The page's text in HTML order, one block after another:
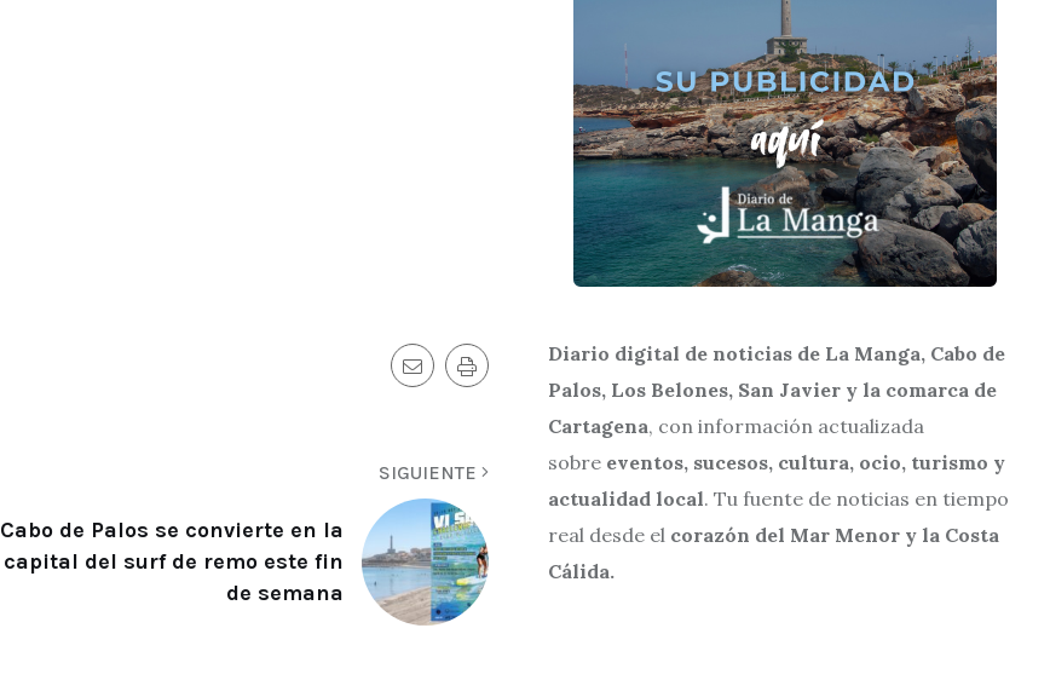
SIGUIENTE
Cabo de Palos se convierte en la
capital del surf de remo este fin
de semana
Diario digital de noticias de La Manga, Cabo de
Palos, Los Belones, San Javier y la comarca de
Cartagena, con información actualizada
sobre eventos, sucesos, cultura, ocio, turismo y
actualidad local. Tu fuente de noticias en tiempo
real desde el corazón del Mar Menor y la Costa
Cálida.